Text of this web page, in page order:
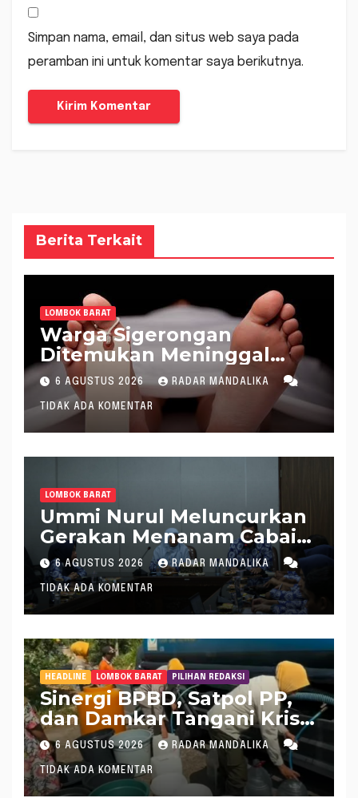
Simpan nama, email, dan situs web saya pada
peramban ini untuk komentar saya berikutnya.
Berita Terkait
LOMBOK BARAT
Warga Sigerongan
Ditemukan Meninggal
saat Setrum Ikan di
Sungai
6 AGUSTUS 2026 RADAR MANDALIKA
TIDAK ADA KOMENTAR
LOMBOK BARAT
Ummi Nurul Meluncurkan
Gerakan Menanam Cabai
Tangani Inflasi
6 AGUSTUS 2026 RADAR MANDALIKA
TIDAK ADA KOMENTAR
HEADLINE LOMBOK BARAT PILIHAN REDAKSI
Sinergi BPBD, Satpol PP,
dan Damkar Tangani Krisis
Air Bersih di Lobar
6 AGUSTUS 2026 RADAR MANDALIKA
TIDAK ADA KOMENTAR